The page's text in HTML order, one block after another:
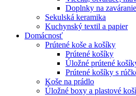
Doplnky na zaváranie
Sekulská keramika
Kuchynský textil a papier
Domácnosť
Prútené koše a košíky
Prútené košíky
Úložné prútené
Prútené košíky s
Koše na prádlo
Úložné boxy a plastové